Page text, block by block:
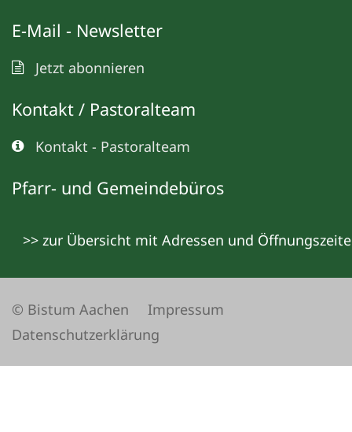
E-Mail - Newsletter
Jetzt abonnieren
Kontakt / Pastoralteam
Kontakt - Pastoralteam
Pfarr- und Gemeindebüros
>> zur Übersicht mit Adressen und
© Bistum Aachen
Impressum
Datenschutzerklärung